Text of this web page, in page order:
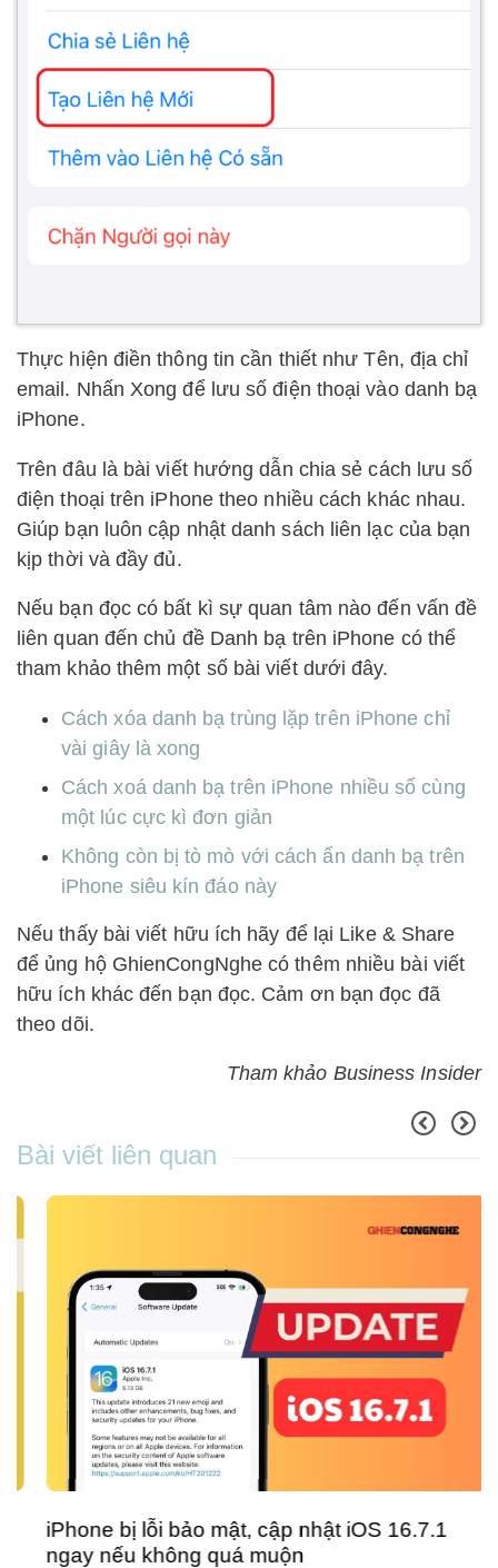
Thực hiện điền thông tin cần thiết như Tên, địa chỉ
email. Nhấn Xong để lưu số điện thoại vào danh bạ
iPhone.
Trên đâu là bài viết hướng dẫn chia sẻ cách lưu số
điện thoại trên iPhone theo nhiều cách khác nhau.
Giúp bạn luôn cập nhật danh sách liên lạc của bạn
kịp thời và đầy đủ.
Nếu bạn đọc có bất kì sự quan tâm nào đến vấn đề
liên quan đến chủ đề Danh bạ trên iPhone có thể
tham khảo thêm một số bài viết dưới đây.
Cách xóa danh bạ trùng lặp trên iPhone chỉ
vài giây là xong
Cách xoá danh bạ trên iPhone nhiều số cùng
một lúc cực kì đơn giản
Không còn bị tò mò với cách ẩn danh bạ trên
iPhone siêu kín đáo này
Nếu thấy bài viết hữu ích hãy để lại Like & Share
để ủng hộ GhienCongNghe có thêm nhiều bài viết
hữu ích khác đến bạn đọc. Cảm ơn bạn đọc đã
theo dõi.
Tham khảo Business Insider
Bài viết liên quan
iPhone bị lỗi bảo mật, cập nhật iOS 16.7.1
ngay nếu không quá muộn